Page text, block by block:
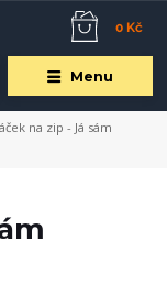
Menu
0 Kč
na zip - Já sám